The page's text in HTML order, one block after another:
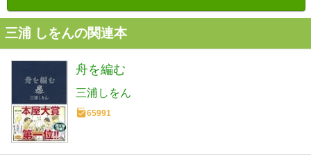
三浦 しをんの関連本
舟を編む
三浦しをん
65991